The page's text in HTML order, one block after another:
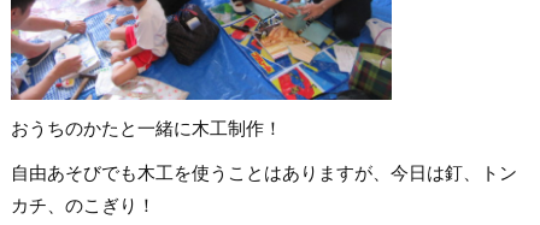
おうちのかたと一緒に木工制作！
自由あそびでも木工を使うことはありますが、今日は釘、トン
カチ、のこぎり！